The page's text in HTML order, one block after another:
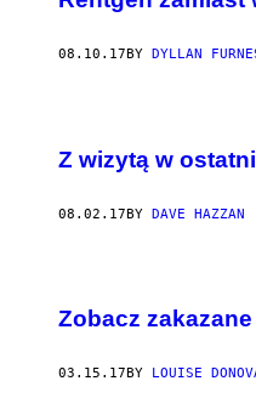
08.10.17 BY DYLLAN
Z wizytą w
08.02.17BY DAVE HAZZAN
Zobacz
03.15.17 BY LOUISE